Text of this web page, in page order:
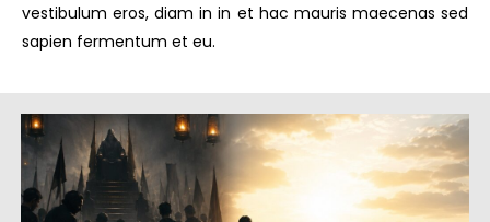
vestibulum eros, diam in in et hac mauris maecenas sed
sapien fermentum et eu.
PagePagePagePagePage